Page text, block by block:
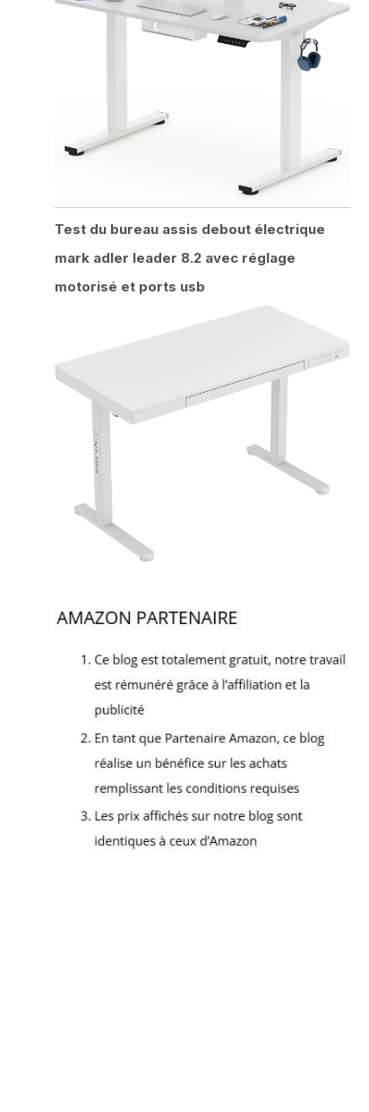
Test du bureau assis debout électrique
mark adler leader 8.2 avec réglage
motorisé et ports usb